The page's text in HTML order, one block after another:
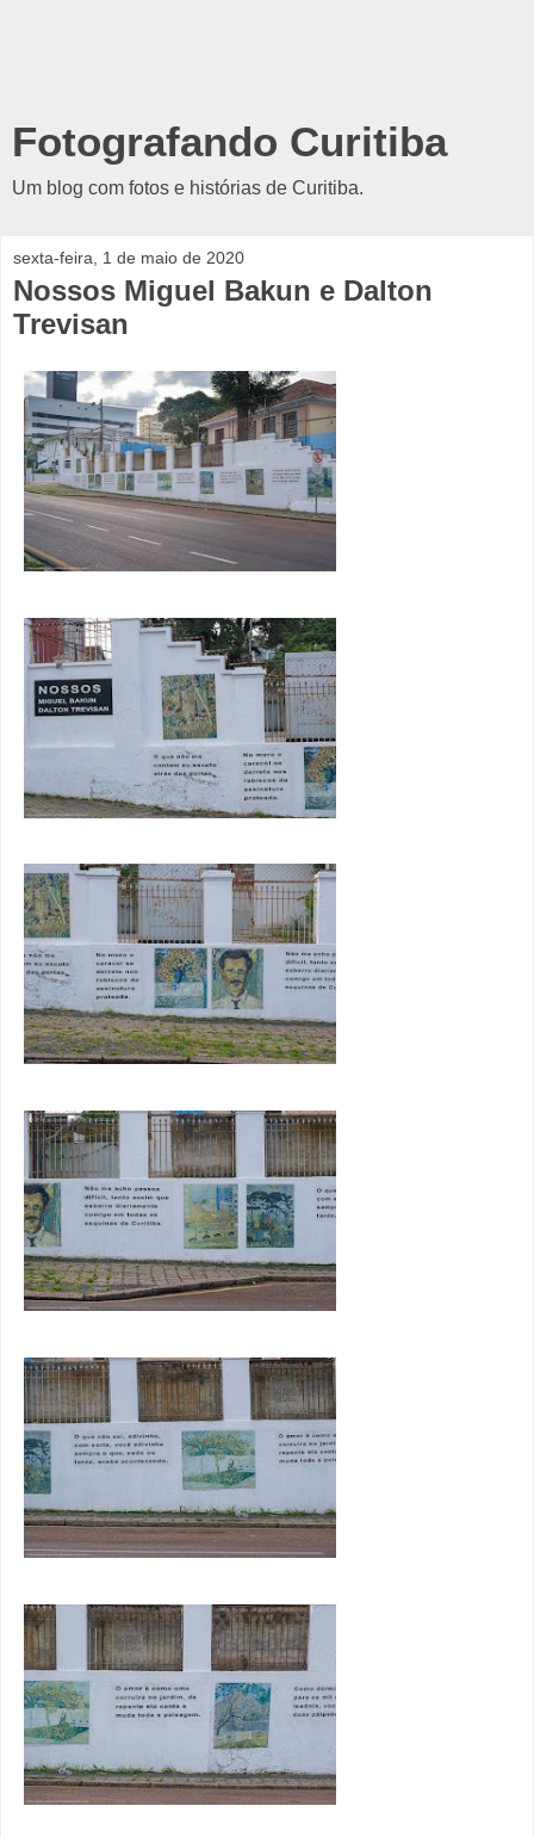
Fotografando Curitiba
Um blog com fotos e histórias de Curitiba.
sexta-feira, 1 de maio de 2020
Nossos Miguel Bakun e Dalton
Trevisan